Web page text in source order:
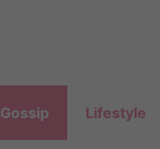
Gossip Lifestyle